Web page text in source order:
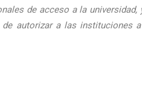
de acceso a la
autorizar a las